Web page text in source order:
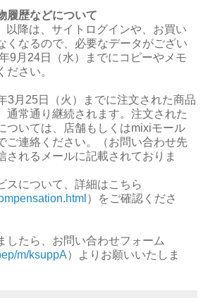
履歴などについて
以降は、サイトログインや、お買い
くなるので、必要なデータがござい
9月24日（水）までにコピーやメモ
ださい。
3月25日（火）までに注文された商品
通常通り継続されます。注文された
ついては、店舗もしくはmixiモール
ご連絡ください。（お問い合わせ先
されるメールに記載されておりま
スについて、詳細はこちら
）をご確認くださ
したら、お問い合わせフォーム
m/ksuppA）よりお願いいたしま